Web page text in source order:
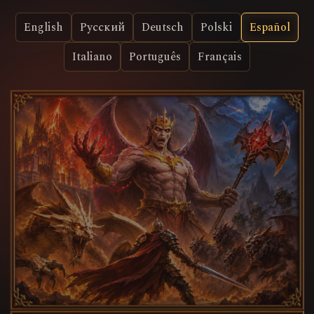
English Русский Deutsch Polski
Español
Italiano
Português Français